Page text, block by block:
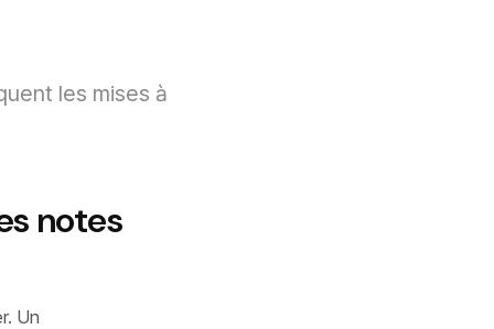
les mises à
notes
Un